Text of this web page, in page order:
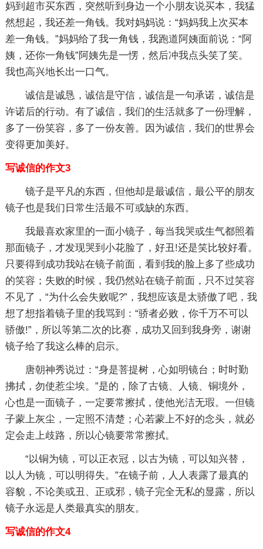
妈到超市买东西，突然听到身边一个小朋友说买本，我猛
然想起，我还差一角钱。我对妈妈说：“妈妈我上次买本
差一角钱。”妈妈给了我一角钱，我跑道阿姨面前说：“阿
姨，还你一角钱”阿姨先是一愣，然后冲我点头笑了笑。
我也高兴地长出一口气。
诚信是诚恳，诚信是守信，诚信是一句承诺，诚信是
许诺后的行动。有了诚信，我们的生活就多了一份理解，
多了一份笑容，多了一份友善。因为诚信，我们的世界会
变得更加美好。
写诚信的作文3
镜子是平凡的东西，但他却是最诚信，最公平的朋友
镜子也是我们日常生活最不可或缺的东西。
我最喜欢家里的一面小镜子，毎当我哭或生气都照着
那面镜子，才发现哭到小花脸了，好丑!还是笑比较好看。
只要得到成功我站在镜子前面，看到我的脸上多了些成功
的笑容；失败的时候，我仍然站在镜子前面，只不过笑容
不见了，“为什么会失败呢?”，我想应该是太骄傲了吧，我
想了想指着镜子里的我骂到：“骄者必败，你千万不可以
骄傲!”，所以等第二次的比赛，成功又回到我身旁，谢谢
镜子给了我这么棒的启示。
唐朝神秀说过：“身是菩提树，心如明镜台；时时勤
拂拭，勿使惹尘埃。”是的，除了古镜、人镜、铜境外，
心也是一面镜子，一定要常擦拭，使他光洁无瑕。一但镜
子蒙上灰尘，一定照不清楚；心若蒙上不好的念头，就必
定会走上歧路，所以心镜要常常擦拭。
“以铜为镜，可以正衣冠，以古为镜，可以知兴替，
以人为镜，可以明得失。”在镜子前，人人表露了最真的
容貌，不论美或丑、正或邪，镜子完全无私的显露，所以
镜子永远是人类最真实的朋友。
写诚信的作文4